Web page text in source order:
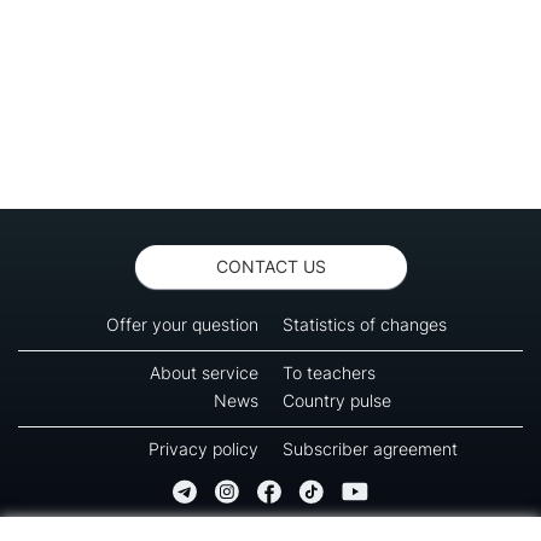
CONTACT US
Offer your question Statistics of changes
About service
To teachers
News
Country pulse
Privacy policy Subscriber agreement